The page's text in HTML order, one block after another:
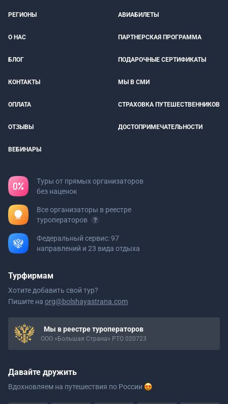
РЕГИОНЫ АВИАБИЛЕТЫ
О НАС ПАРТНЕРСКАЯ ПРОГРАММА
БЛОГ ПОДАРОЧНЫЕ СЕРТИФИКАТЫ
КОНТАКТЫ МЫ В СМИ
ОПЛАТА СТРАХОВКА ПУТЕШЕСТВЕННИКОВ
ОТЗЫВЫ ДОСТОПРИМЕЧАТЕЛЬНОСТИ
ВЕБИНАРЫ
Туры от прямых организаторов
без наценок
Все организаторы в реестре
туроператоров
Федеральный сервис: 97
направлений и 23 вида отдыха
Турфирмам
Хотите добавить свой тур?
Пишите на org@bolshayastrana.com
Мы в реестре туроператоров
ООО «Большая Страна» РТО 020723
Давайте дружить
Вдохновляем на путешествия по России